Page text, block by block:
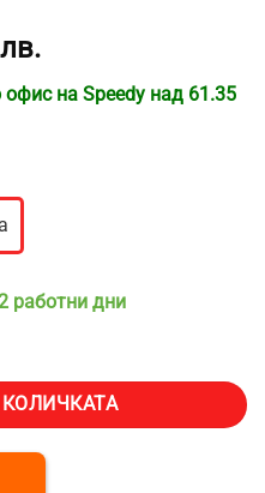
на Speedy над 61.35
работни дни
за скрежина VEVOR